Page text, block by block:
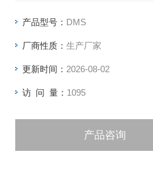
产品型号： DMS
厂商性质： 生产厂家
更新时间： 2026-08-02
访 问 量： 1095
产品咨询